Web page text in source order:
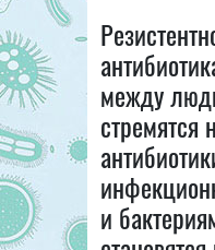
между
стремятся
и